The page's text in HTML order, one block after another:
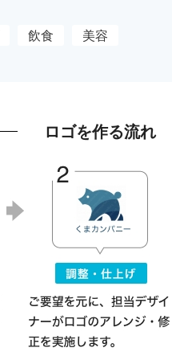
飲食 美容
ロゴを作る流れ